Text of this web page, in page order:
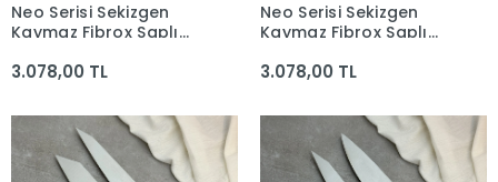
Neo Serisi Sekizgen
Kaymaz Fibrox Saplı
(285mm, 205mm,
Yapımı Bıçaklar
3.078,00 TL
Neo Serisi Sekizgen
Kaymaz Fibrox Saplı
(205mm, 180mm,
Yapımı Bıçaklar
3.078,00 TL